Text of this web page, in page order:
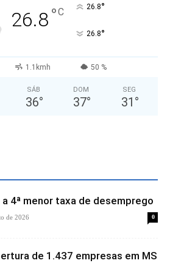
26.8°C 26.8°
26.8°
1.1kmh 50 %
SÁB
36°
DOM
37°
SEG
31 °
4ª menor taxa de desemprego
de 2026 0
de 1.437 empresas em MS